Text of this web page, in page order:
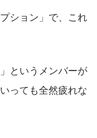
ション」で、これ
というメンバーが
っても全然疲れな